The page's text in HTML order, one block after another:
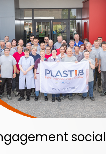
social